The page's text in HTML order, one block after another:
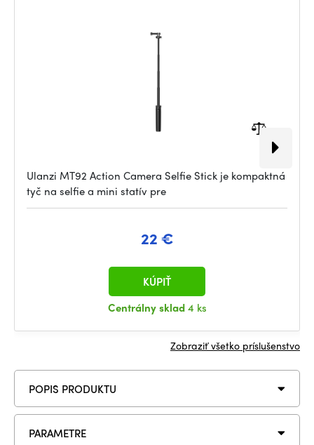
Ulanzi MT92 Action Camera Selfie Stick je kompaktná
tyč na selfie a mini statív pre
22 €
Centrálny sklad4 ks
KÚPIŤ
Zobraziť všetko príslušenstvo
POPIS PRODUKTU
PARAMETRE